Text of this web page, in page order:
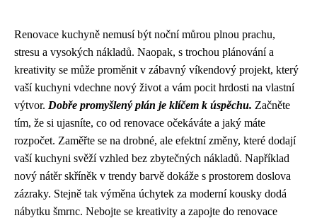
Renovace kuchyně nemusí být noční můrou plnou prachu,
stresu a vysokých nákladů. Naopak, s trochou plánování a
kreativity se může proměnit v zábavný víkendový projekt, který
vaší kuchyni vdechne nový život a vám pocit hrdosti na vlastní
výtvor. Dobře promyšlený plán je klíčem k úspěchu. Začněte
tím, že si ujasníte, co od renovace očekáváte a jaký máte
rozpočet. Zaměřte se na drobné, ale efektní změny, které dodají
vaší kuchyni svěží vzhled bez zbytečných nákladů. Například
nový nátěr skříněk v trendy barvě dokáže s prostorem doslova
zázraky. Stejně tak výměna úchytek za moderní kousky dodá
nábytku šmrnc. Nebojte se kreativity a zapojte do renovace